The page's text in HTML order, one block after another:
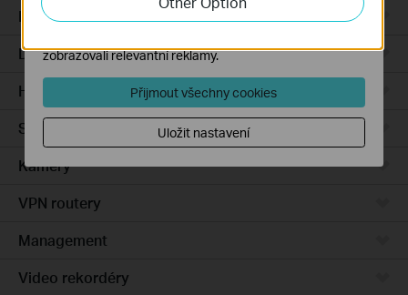
Integrated Gateways
DSL Gateways
Hardware
Software
Kamery
VPN routery
Management
Video rekordéry
Marketingové soubory cookie mohou prostřednictvím
zobrazovali relevantní reklamy.
Přijmout všechny cookies
Uložit nastavení